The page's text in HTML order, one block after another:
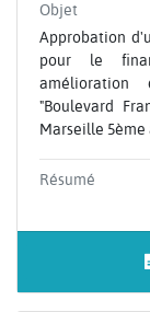
Objet
Approbation
pour le
amélioration
"Boulevard
Marseille
Résumé